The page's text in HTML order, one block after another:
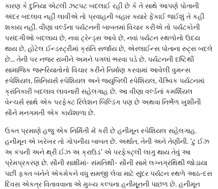
કારણ કે દુનિયા એટલી ઝટપટ બદલાઈ રહી છે કે તે સાથે આપણે પોતાની
અંદર બદલાવ નહીં લાવીએ તો પ્રવાહની બહાર ક્યારે ફેંકાઈ જઈશું તે કહી
શકાય નહીં. વીણા વર્લ્ડના પર્યટનની બાબતમાં વિચાર કરીએ તો પર્યટકોની
પસંદગીઓ બદલાય છે, નવા ટ્રેન્ડ્સ આવે છે, નવાં પર્યટન સ્થળોનો ઉદય
થાય છે, હોટેલ ઈન્ડસ્ટ્રીમાં ક્રાંતિ સર્જાય છે, એરલાઈન્સ પોતાના રુટ્સ બદલે
છે... તેની પર નજર રાખીને અમને પગલાં ભરવા પડે છે. પર્યટનની દષ્ટિથી
સામાજિક જરૂરિયાતોનો વિચાર કરીને નિર્માણ કરવામાં આવેલી વુમન્સ
સ્પેશિયલ, સિનિયર્સ સ્પેશિયલ અને જ્યુબિલી સ્પેશિયલ, વૈશ્ર્વિક પર્યટનમાં
ક્રાંતિકારી બદલાવ લાવનારી સહેલગાહ છે. આ વીણા વર્લ્ડનાં કમર્શિયલ
વેન્ચર્સ સાથે એક પરફેક્ટ રિલેશન બિલ્ડિંગ પણ છે અથવા નિર્ભેળ ખુશીની
સૌને મનગમતી એક કાર્યશાળા છે.
ઉક્ત પ્રમાણે હજુ એક નિર્મિતી મેં કરી છે હનીમૂન સ્પેશિયલ સહેલગાહ.
હનીમૂન એ ખરેખર તો ગોપનીય બાબત છે. અર્થાત, તેની અને તેણીની. ‘ટુ ઈઝ
અ કંપની અને થ્રી ઈઝ અ ક્રાઉડ’ એ પરફેક્ટ્લી લાગુ થાય તેવું આ
પ્રેમપ્રકરણ છે. સૌની સાક્ષીમાં- સંમતિથી- સૌની સામે લગ્નગ્રંથિથી જોડાયા
પછી ફક્ત બંનેને એકમેકને વધુ સમજી લેવા માટે સુંદર પર્યટન સ્થળે આઠ-દસ
દિવસ એકત્ર વિતાવવાના એ મુખ્ય કલ્પના હનીમૂૂનની પાછળ છે. હનીમૂન